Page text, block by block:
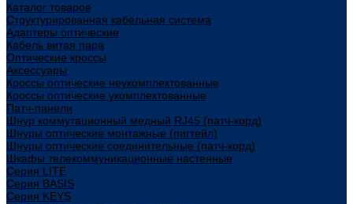
Каталог товаров
Структурированная кабельная система
Адаптеры оптические
Кабель витая пара
Оптические кроссы
Аксессуары
Кроссы оптические неукомплектованные
Кроссы оптические укомплектованные
Патч-панели
Шнур коммутационный медный RJ45 (патч-корд)
Шнуры оптические монтажные (пигтейл)
Шнуры оптические соединительные (патч-корд)
Шкафы телекоммуникационные настенные
Cерия LITE
Cерия BASIS
Cерия KEYS